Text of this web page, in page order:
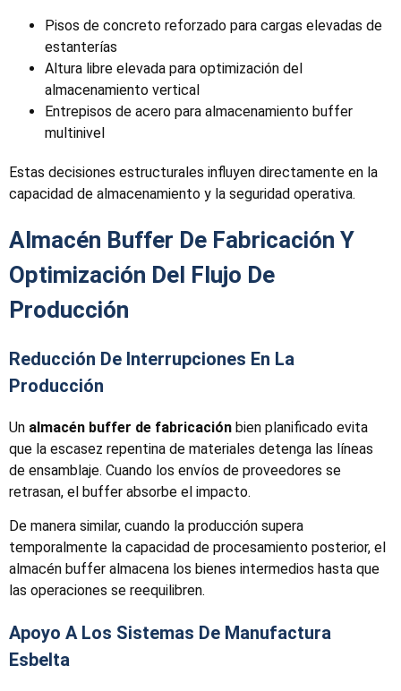
Pisos de concreto reforzado para cargas elevadas de
estanterías
Altura libre elevada para optimización del
almacenamiento vertical
Entrepisos de acero para almacenamiento buffer
multinivel
Estas decisiones estructurales influyen directamente en la
capacidad de almacenamiento y la seguridad operativa.
Almacén Buffer De Fabricación Y
Optimización Del Flujo De
Producción
Reducción De Interrupciones En La
Producción
Un almacén buffer de fabricación bien planificado evita
que la escasez repentina de materiales detenga las líneas
de ensamblaje. Cuando los envíos de proveedores se
retrasan, el buffer absorbe el impacto.
De manera similar, cuando la producción supera
temporalmente la capacidad de procesamiento posterior, el
almacén buffer almacena los bienes intermedios hasta que
las operaciones se reequilibren.
Apoyo A Los Sistemas De Manufactura
Esbelta